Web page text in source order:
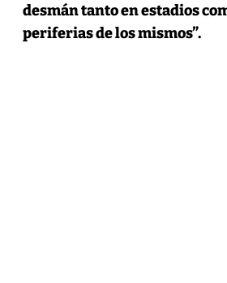
desmán tanto en estadios
periferias de los mismos”.